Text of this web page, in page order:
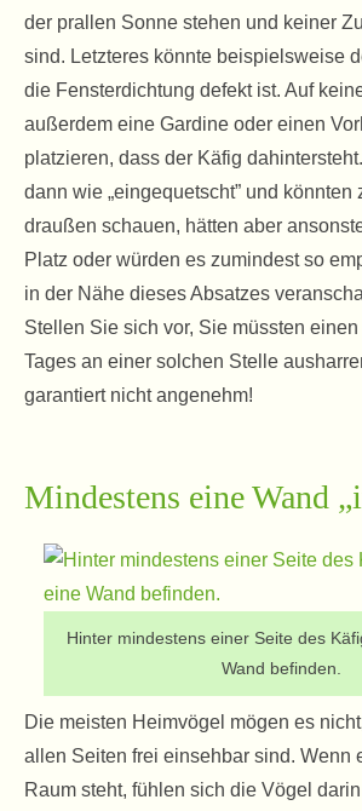
der prallen Sonne stehen und keiner
sind. Letzteres könnte beispielsweise
die Fensterdichtung defekt ist. Auf
außerdem eine Gardine oder einen
platzieren, dass der Käfig
dann wie „eingequetscht” und könnten
draußen schauen, hätten aber
Platz oder würden es zumindest so
in der Nähe dieses Absatzes
Stellen Sie sich vor, Sie müssten
Tages an einer solchen Stelle
garantiert nicht angenehm!
Mindestens eine Wand
Hinter mindestens einer Seite des
Wand befinden.
Die meisten Heimvögel mögen es
allen Seiten frei einsehbar sind. Wenn
Raum steht, fühlen sich die Vögel